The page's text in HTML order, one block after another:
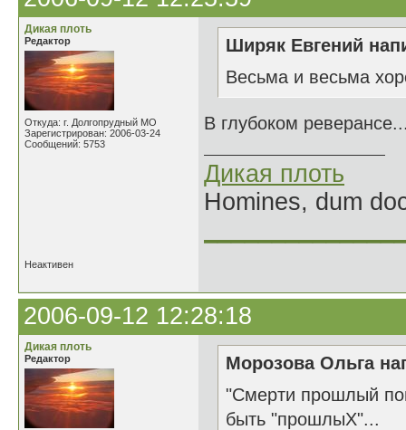
Дикая плоть
Редактор
Откуда: г. Долгопрудный МО
Зарегистрирован: 2006-03-24
Сообщений: 5753
Ширяк Евгений
Весьма и весьма
В глубоком
Дикая плоть
Homines, dum
Неактивен
2006-09-12 12:28:18
Дикая плоть
Редактор
Морозова Ольга
"Смерти прошлый
быть "прошлыХ"...